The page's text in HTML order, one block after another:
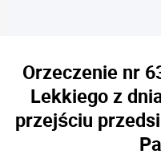
Orzeczenie nr
Lekkiego z
przejściu